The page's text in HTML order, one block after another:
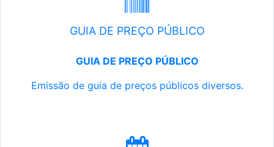
GUIA DE PREÇO PÚBLICO
GUIA DE PREÇO PÚBLICO
Emissão de guia de preços públicos diversos.